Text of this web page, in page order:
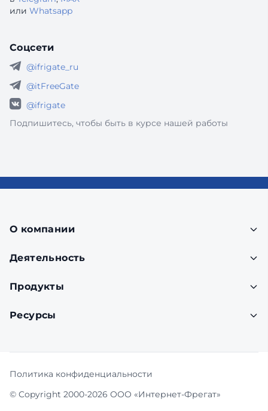
или Whatsapp
Соцсети
@ifrigate_ru
@itFreeGate
@ifrigate
Подпишитесь, чтобы быть в курсе нашей работы
О компании
Деятельность
Продукты
Ресурсы
© Copyright 2000-2026 ООО «Интернет-Фрегат»
Политика конфиденциальности